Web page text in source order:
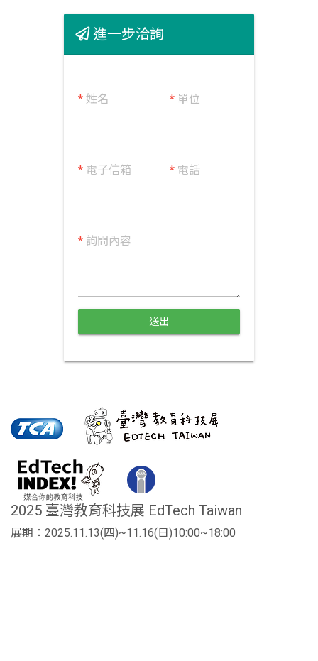
進一步洽詢
*姓名 * 單位
*電子信箱 * 電話
*詢問內容
送出
2025 臺灣教育科技展 EdTech Taiwan
展期：2025.11.13(四)~11.16(日)10:00~18:00